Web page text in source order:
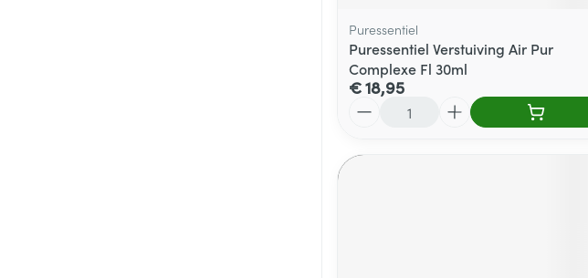
Puressentiel
Puressentiel Verstuiving Air Pur
Complexe Fl 30ml
€ 18,95